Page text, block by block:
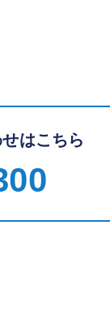
はこちら